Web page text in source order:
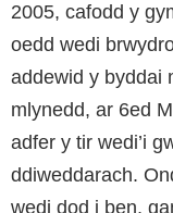
2005, cafodd y
oedd wedi
addewid y byddai
mlynedd, ar 6ed
adfer y tir wedi’i
ddiweddarach.
wedi dod i ben,